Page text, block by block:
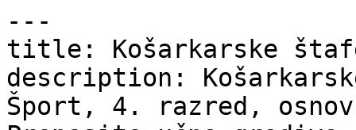
---
title: Košarkarske
description:
Šport, 4. razred,